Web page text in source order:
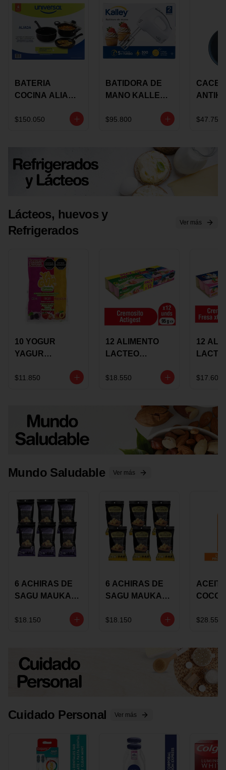
BATERIA
COCINA ALIADA
PIEZAS
$150.050
BATIDORA DE
MANO KALLEY
VELOCIDADES
$95.800
TAPA
$47.750
Lácteos, huevos y
Refrigerados
Ver más
10 YOGUR
YAGUR
150ML SURTIDO
$11.850
12 ALIMENTO
LACTEO
ALQUERIA
$18.550
12
$17.600
Mundo Saludable Ver más
6 ACHIRAS DE
SAGU MAUKA
$18.150
6 ACHIRAS DE
SAGU MAUKA
GRS
$18.150
COCO
150G
$28.550
Cuidado Personal Ver más